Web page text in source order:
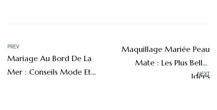
Navigation
de
PREV
Mariage Au Bord De La
Mer : Conseils Mode Et
NEXT
Maquillage Mariée Peau
Mate : Les Plus Belles
Idées